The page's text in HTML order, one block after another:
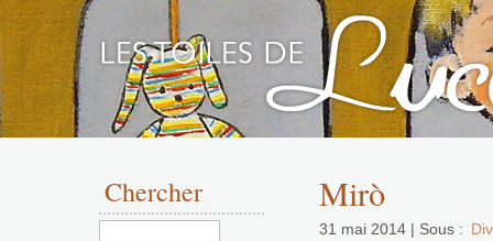
Aller
contenu
Mirò
31 mai 2014 | Sous :
Chercher